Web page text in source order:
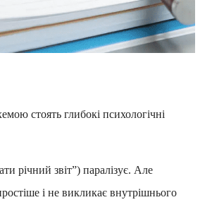
стоять глибокі психологічні
річний звіт”) паралізує. Але
і не викликає внутрішнього